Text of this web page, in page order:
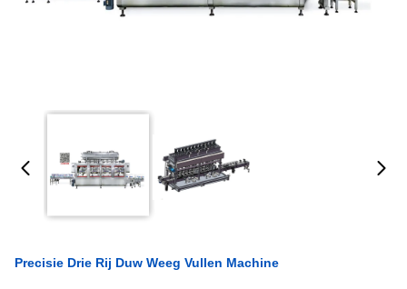
Precisie Drie Rij Duw Weeg Vullen Machine